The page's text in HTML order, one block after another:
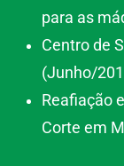
para as
Centro de
(Junho/
Reafiação
Corte em